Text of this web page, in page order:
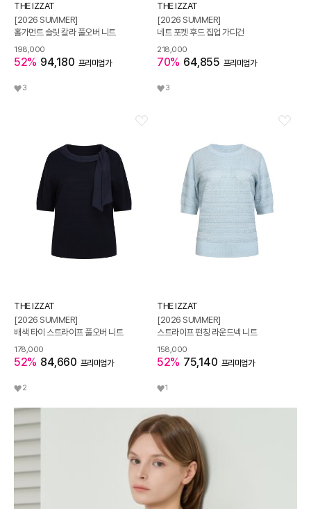
THE IZZAT
[2026 SUMMER]
홀가먼트 슬릿 칼라 풀오버 니트
198,000
52% 94,180 프리미엄가
3
THE IZZAT
[2026 SUMMER]
네트 포켓 후드 집업 가디건
218,000
70% 64,855 프리미엄가
3
THE IZZAT
[2026 SUMMER]
배색 타이 스트라이프 풀오버 니트
178,000
52% 84,660 프리미엄가
2
THE IZZAT
[2026 SUMMER]
스트라이프 펀칭 라운드넥 니트
158,000
52% 75,140 프리미엄가
1